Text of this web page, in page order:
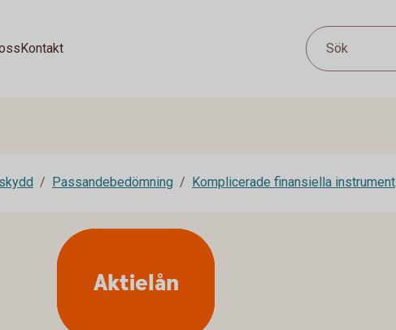
Kontakt Sök
Passandebedömning Komplicerade finansiella instrument
Aktielån